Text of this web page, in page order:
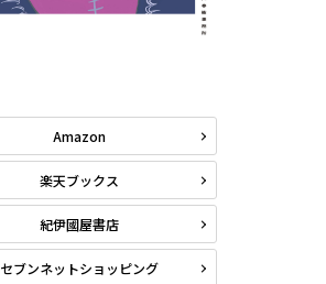
Amazon
楽天ブックス
紀伊國屋書店
セブンネットショッピング